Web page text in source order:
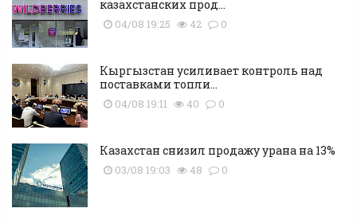
казахстанских прод...
04/08 19:25 42 0
Кыргызстан усиливает контроль над
поставками топли...
04/08 19:11 40 0
Казахстан снизил продажу урана на 13%
03/08 19:03 48 0